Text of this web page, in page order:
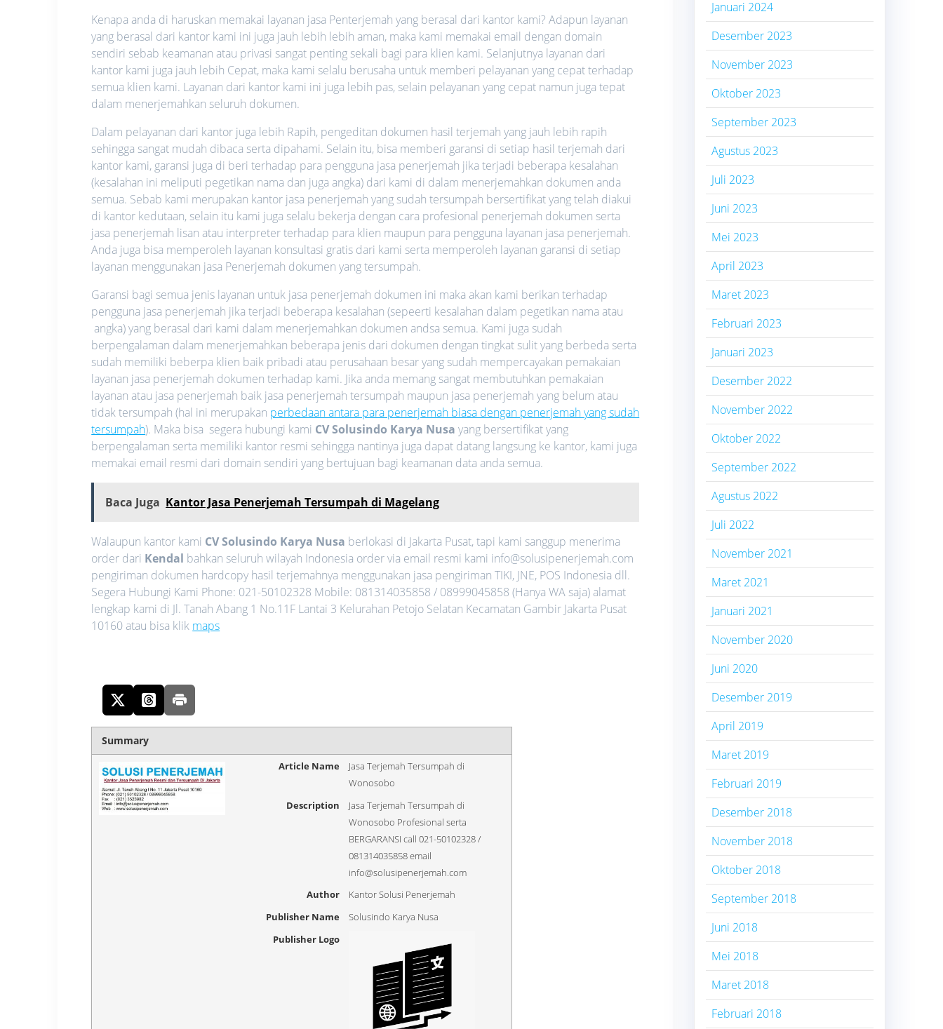
Kenapa anda di haruskan memakai layanan jasa Penterjemah yang berasal dari kantor kami? Adapun layanan
yang berasal dari kantor kami ini juga jauh lebih lebih aman, maka kami memakai email dengan domain
sendiri sebab keamanan atau privasi sangat penting sekali bagi para klien kami. Selanjutnya layanan dari
kantor kami juga jauh lebih Cepat, maka kami selalu berusaha untuk memberi pelayanan yang cepat terhadap
semua klien kami. Layanan dari kantor kami ini juga lebih pas, selain pelayanan yang cepat namun juga tepat
dalam menerjemahkan seluruh dokumen.
Dalam pelayanan dari kantor juga lebih Rapih, pengeditan dokumen hasil terjemah yang jauh lebih rapih
sehingga sangat mudah dibaca serta dipahami. Selain itu, bisa memberi garansi di setiap hasil terjemah dari
kantor kami, garansi juga di beri terhadap para pengguna jasa penerjemah jika terjadi beberapa kesalahan
(kesalahan ini meliputi pegetikan nama dan juga angka) dari kami di dalam menerjemahkan dokumen anda
semua. Sebab kami merupakan kantor jasa penerjemah yang sudah tersumpah bersertifikat yang telah diakui
di kantor kedutaan, selain itu kami juga selalu bekerja dengan cara profesional penerjemah dokumen serta
jasa penerjemah lisan atau interpreter terhadap para klien maupun para pengguna layanan jasa penerjemah.
Anda juga bisa memperoleh layanan konsultasi gratis dari kami serta memperoleh layanan garansi di setiap
layanan menggunakan jasa Penerjemah dokumen yang tersumpah.
Garansi bagi semua jenis layanan untuk jasa penerjemah dokumen ini maka akan kami berikan terhadap
pengguna jasa penerjemah jika terjadi beberapa kesalahan (sepeerti kesalahan dalam pegetikan nama atau
angka) yang berasal dari kami dalam menerjemahkan dokumen andsa semua. Kami juga sudah
berpengalaman dalam menerjemahkan beberapa jenis dari dokumen dengan tingkat sulit yang berbeda serta
sudah memiliki beberpa klien baik pribadi atau perusahaan besar yang sudah mempercayakan pemakaian
layanan jasa penerjemah dokumen terhadap kami. Jika anda memang sangat membutuhkan pemakaian
layanan atau jasa penerjemah baik jasa penerjemah tersumpah maupun jasa penerjemah yang belum atau
tidak tersumpah (hal ini merupakan perbedaan antara para penerjemah biasa dengan penerjemah yang sudah
tersumpah). Maka bisa segera hubungi kami CV Solusindo Karya Nusa yang bersertifikat yang
berpengalaman serta memiliki kantor resmi sehingga nantinya juga dapat datang langsung ke kantor, kami juga
memakai email resmi dari domain sendiri yang bertujuan bagi keamanan data anda semua.
Baca Juga Kantor Jasa Penerjemah Tersumpah di Magelang
Walaupun kantor kami CV Solusindo Karya Nusa berlokasi di Jakarta Pusat, tapi kami sanggup menerima
order dari Kendal bahkan seluruh wilayah Indonesia order via email resmi kami info@solusipenerjemah.com
pengiriman dokumen hardcopy hasil terjemahnya menggunakan jasa pengiriman TIKI, JNE, POS Indonesia dll.
Segera Hubungi Kami Phone: 021-50102328 Mobile: 081314035858 / 08999045858 (Hanya WA saja) alamat
lengkap kami di Jl. Tanah Abang 1 No.11F Lantai 3 Kelurahan Petojo Selatan Kecamatan Gambir Jakarta Pusat
10160 atau bisa klik maps
Summary
Article Name
Jasa Terjemah Tersumpah di
Wonosobo
Description
Jasa Terjemah Tersumpah di
Wonosobo Profesional serta
BERGARANSI call 021-50102328 /
081314035858 email
info@solusipenerjemah.com
Author
Kantor Solusi Penerjemah
Publisher Name
Solusindo Karya Nusa
Publisher Logo
Januari 2024
Desember 2023
November 2023
Oktober 2023
September 2023
Agustus 2023
Juli 2023
Juni 2023
Mei 2023
April 2023
Maret 2023
Februari 2023
Januari 2023
Desember 2022
November 2022
Oktober 2022
September 2022
Agustus 2022
Juli 2022
November 2021
Maret 2021
Januari 2021
November 2020
Juni 2020
Desember 2019
April 2019
Maret 2019
Februari 2019
Desember 2018
November 2018
Oktober 2018
September 2018
Juni 2018
Mei 2018
Maret 2018
Februari 2018